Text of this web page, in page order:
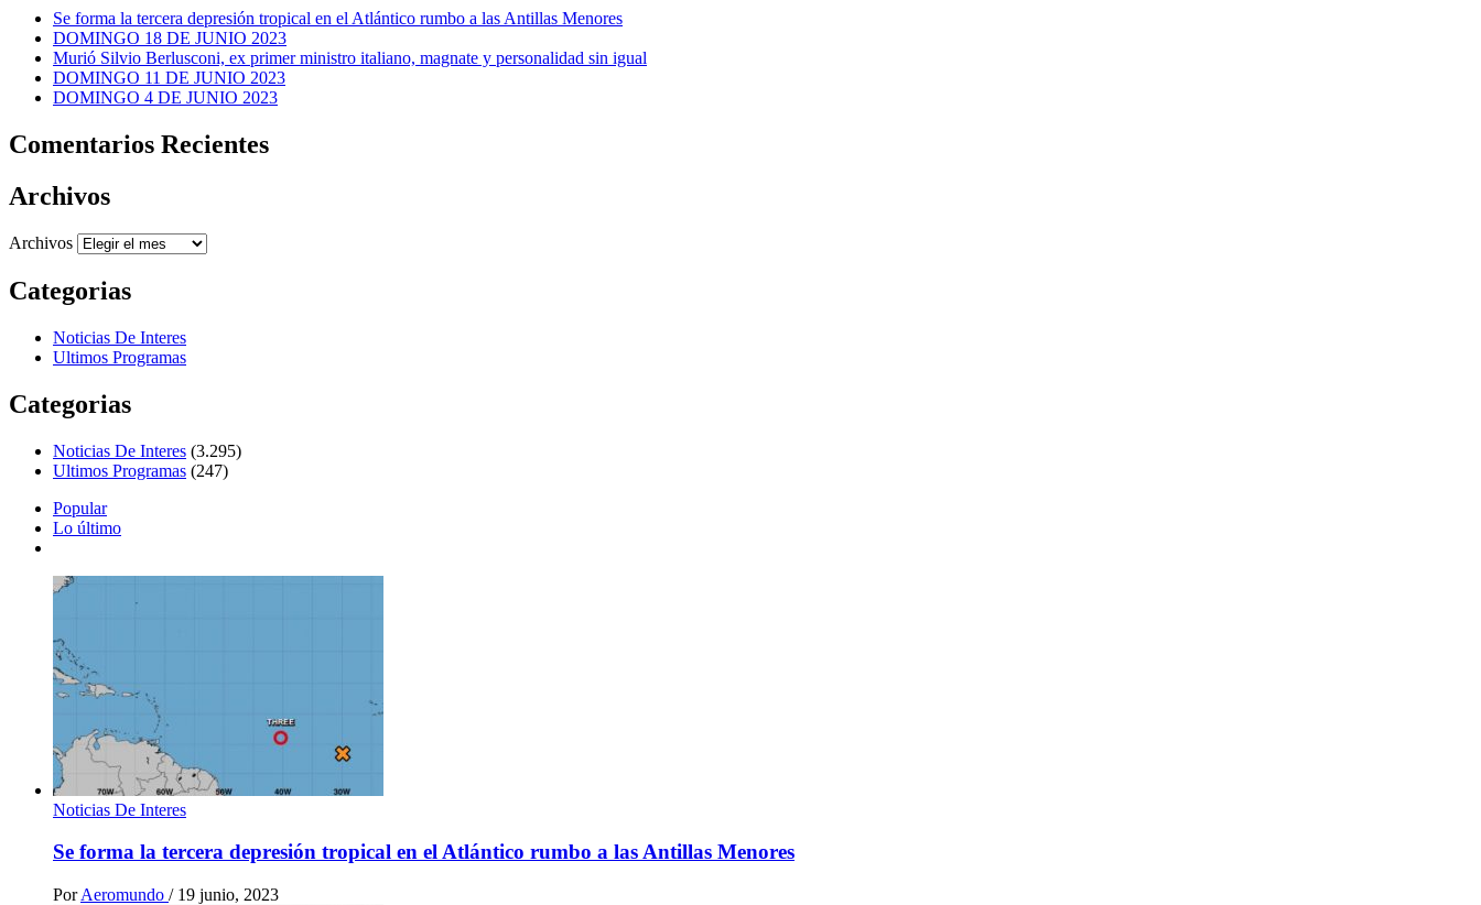
Se forma la tercera depresión tropical en el Atlántico rumbo a las Antillas Menores
DOMINGO 18 DE JUNIO 2023
Murió Silvio Berlusconi, ex primer ministro italiano, magnate y personalidad sin igual
DOMINGO 11 DE JUNIO 2023
DOMINGO 4 DE JUNIO 2023
Comentarios Recientes
Archivos
Archivos
Categorias
Noticias De Interes
Ultimos Programas
Categorias
Noticias De Interes (3.295)
Ultimos Programas (247)
Popular
Lo último
Noticias De Interes
Se forma la tercera depresión tropical en el Atlántico rumbo a las Antillas Menores
Por Aeromundo / 19 junio, 2023